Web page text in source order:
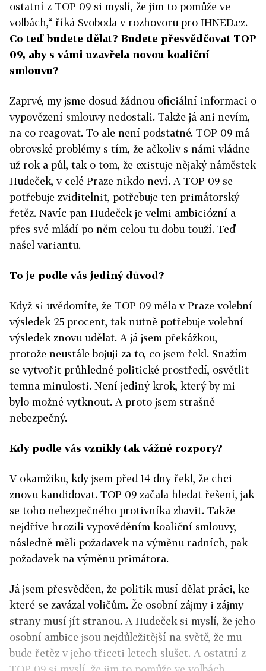
ostatní z TOP 09 si myslí, že jim to pomůže ve
volbách,“ říká Svoboda v rozhovoru pro IHNED.cz.
Co teď budete dělat? Budete přesvědčovat TOP
09, aby s vámi uzavřela novou koaliční
smlouvu?
Zaprvé, my jsme dosud žádnou oficiální informaci o
vypovězení smlouvy nedostali. Takže já ani nevím,
na co reagovat. To ale není podstatné. TOP 09 má
obrovské problémy s tím, že ačkoliv s námi vládne
už rok a půl, tak o tom, že existuje nějaký náměstek
Hudeček, v celé Praze nikdo neví. A TOP 09 se
potřebuje zviditelnit, potřebuje ten primátorský
řetěz. Navíc pan Hudeček je velmi ambiciózní a
přes své mládí po něm celou tu dobu touží. Teď
našel variantu.
To je podle vás jediný důvod?
Když si uvědomíte, že TOP 09 měla v Praze volební
výsledek 25 procent, tak nutně potřebuje volební
výsledek znovu udělat. A já jsem překážkou,
protože neustále bojuji za to, co jsem řekl. Snažím
se vytvořit průhledné politické prostředí, osvětlit
temna minulosti. Není jediný krok, který by mi
bylo možné vytknout. A proto jsem strašně
nebezpečný.
Kdy podle vás vznikly tak vážné rozpory?
V okamžiku, kdy jsem před 14 dny řekl, že chci
znovu kandidovat. TOP 09 začala hledat řešení, jak
se toho nebezpečného protivníka zbavit. Takže
nejdříve hrozili vypověděním koaliční smlouvy,
následně měli požadavek na výměnu radních, pak
požadavek na výměnu primátora.
Já jsem přesvědčen, že politik musí dělat práci, ke
které se zavázal voličům. Že osobní zájmy i zájmy
strany musí jít stranou. A Hudeček si myslí, že jeho
osobní ambice jsou nejdůležitější na světě, že mu
bude řetěz v jeho třiceti letech slušet. A ostatní z